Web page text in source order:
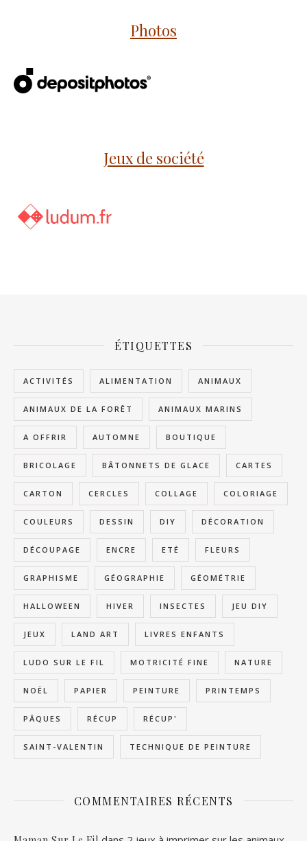
Photos
Jeux de société
ÉTIQUETTES
ACTIVITÉS ALIMENTATION ANIMAUX
ANIMAUX DE LA FORÊT ANIMAUX MARINS
A OFFRIR AUTOMNE BOUTIQUE
BRICOLAGE BÂTONNETS DE GLACE CARTES
CARTON CERCLES COLLAGE COLORIAGE
COULEURS DESSIN DIY DÉCORATION
DÉCOUPAGE ENCRE ETÉ FLEURS
GRAPHISME GÉOGRAPHIE GÉOMÉTRIE
HALLOWEEN HIVER INSECTES JEU DIY
JEUX LAND ART LIVRES ENFANTS
LUDO SUR LE FIL MOTRICITÉ FINE NATURE
NOËL PAPIER PEINTURE PRINTEMPS
PÂQUES RÉCUP RÉCUP'
SAINT-VALENTIN TECHNIQUE DE PEINTURE
COMMENTAIRES RÉCENTS